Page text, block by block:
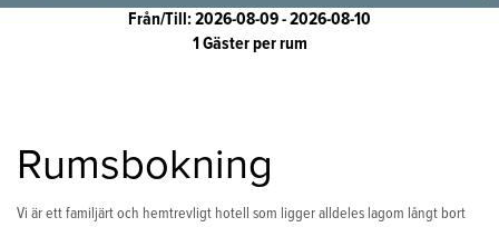
Från/Till: 2026-08-09 - 2026-08-10
1 Gäster per rum
Rumsbokning
Vi är ett familjärt och hemtrevligt hotell som ligger alldeles lagom långt bort